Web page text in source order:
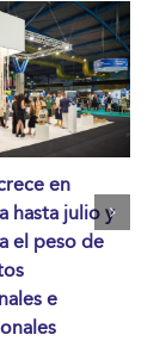
en
hasta julio y
el peso de
e